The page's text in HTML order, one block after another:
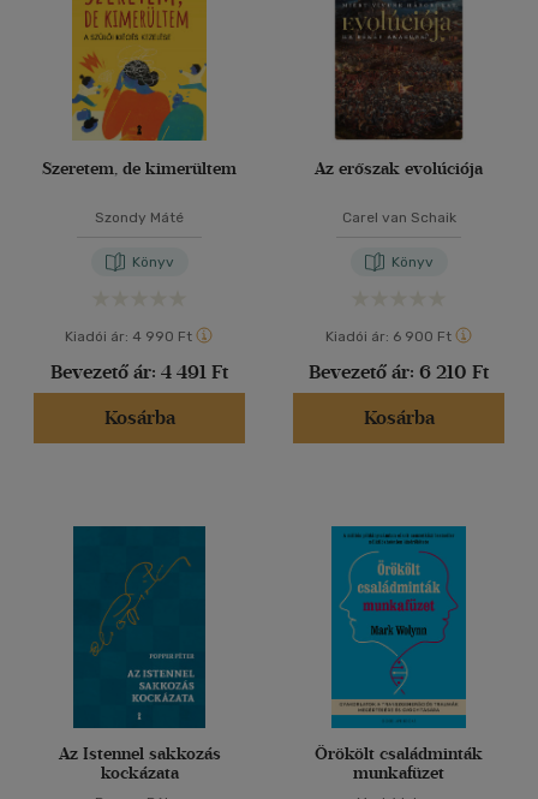
Szeretem, de kimerültem
Szondy Máté
Könyv
Kiadói ár: 4 990 Ft
Bevezető ár: 4 491 Ft
Kosárba
Az erőszak evolúciója
Carel van Schaik
Könyv
Kiadói ár: 6 900 Ft
Bevezető ár: 6 210 Ft
Kosárba
Az Istennel sakkozás
kockázata
Örökölt családminták
munkafüzet